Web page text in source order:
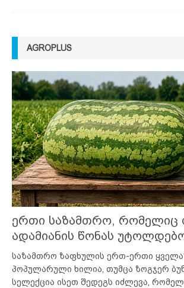
AGROPLUS
ერთი საზამთრო, რომელიც
ადამიანის წონას
საზამთრო ზაფხულის ერთ-ერთი
პოპულარული ხილია, თუმცა ზოგჯერ
სელექცია ისეთ შედეგს იძლევა,